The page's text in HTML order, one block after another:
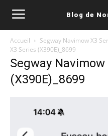
Blog de
Accueil Segway Navimow X3
X3 Series (X390E)_8699
Segway Navimow
(X390E)_8699